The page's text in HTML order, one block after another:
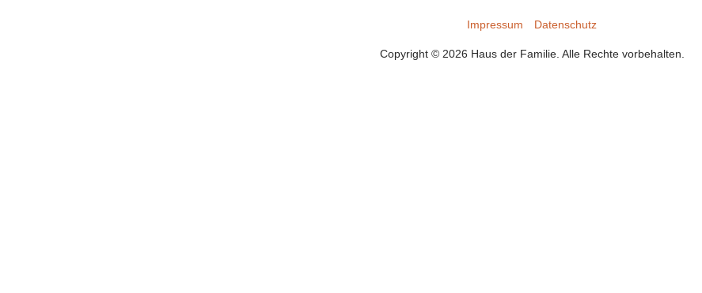
Impressum Datenschutz
Copyright © 2026 Haus der Familie. Alle Rechte vorbehalten.